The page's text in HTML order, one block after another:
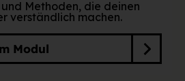
Methoden, die deinen
verständlich machen.
Modul